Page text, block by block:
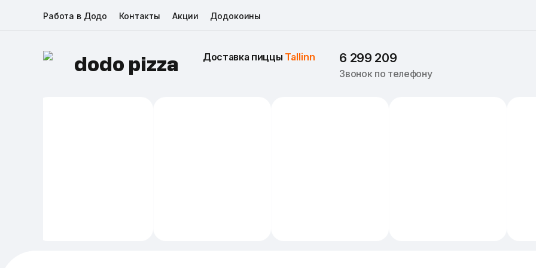
Работа в Додо Контакты Акции Додокоины
dodo pizza Доставка пиццы Tallinn 6 299 209
Звонок по телефону